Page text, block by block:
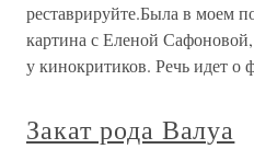
реставрируйте.Была в моем
картина с Еленой
у кинокритиков. Речь идет о
Закат рода Валуа